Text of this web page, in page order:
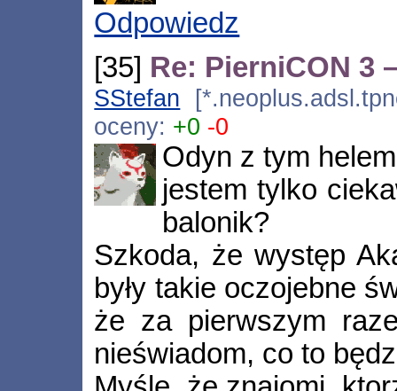
Odpowiedz
[35] Re: PierniCON 3
SStefan
oceny: +0 -0
Odyn z tym
jestem tylko
balonik?
Szkoda, że występ
były takie oczojebne
że za pierwszym
nieświadom, co to